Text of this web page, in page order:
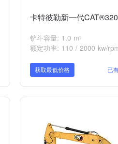
卡特彼勒新一代
铲斗容量: 1.0 m³
额定功率: 110 / 2000 kw/
获取最低价格 已